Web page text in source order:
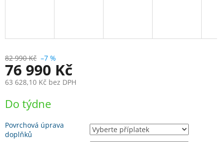
82 990 Kč –7 %
76 990 Kč
63 628,10 Kč bez DPH
cena:
Do týdne
Povrchová úprava
doplňků